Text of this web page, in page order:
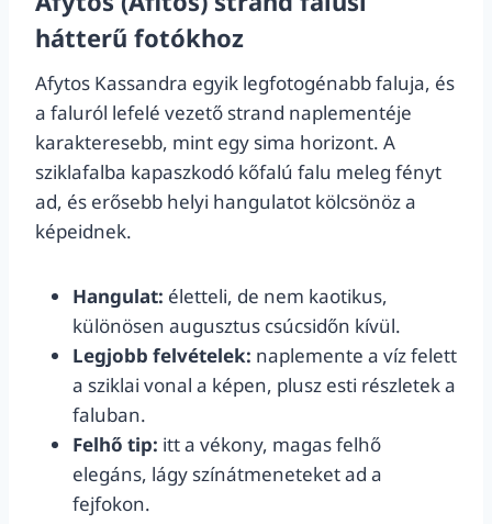
hátterű fotókhoz
Afytos Kassandra egyik legfotogénabb faluja, és
a faluról lefelé vezető strand naplementéje
karakteresebb, mint egy sima horizont. A
sziklafalba kapaszkodó kőfalú falu meleg fényt
ad, és erősebb helyi hangulatot kölcsönöz a
képeidnek.
Hangulat: életteli, de nem kaotikus,
különösen augusztus csúcsidőn kívül.
Legjobb felvételek: naplemente a víz felett
a sziklai vonal a képen, plusz esti részletek a
faluban.
Felhő tip: itt a vékony, magas felhő
elegáns, lágy színátmeneteket ad a
fejfokon.